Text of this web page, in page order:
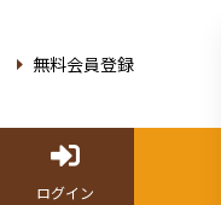
無料会員登録
ログイン